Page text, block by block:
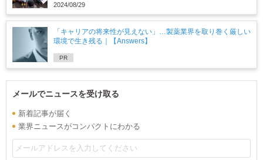
2024/08/29
「キャリアの将来性が見えない」…製薬業界を取り巻く厳しい
環境で生き残る｜【Answers】
PR
メールでニュースを受け取る
新着記事が届く
業界ニュースがコンパクトにわかる